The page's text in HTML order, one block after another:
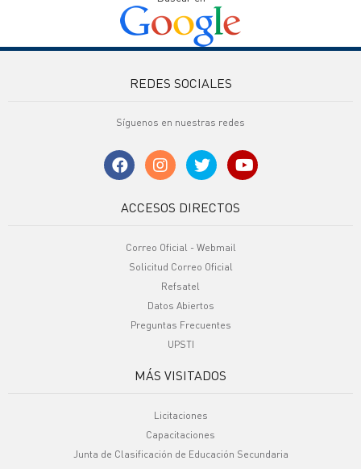
REDES SOCIALES
Síguenos en nuestras redes
ACCESOS DIRECTOS
Correo Oficial - Webmail
Solicitud Correo Oficial
Refsatel
Datos Abiertos
Preguntas Frecuentes
UPSTI
MÁS VISITADOS
Licitaciones
Capacitaciones
Junta de Clasificación de Educación Secundaria